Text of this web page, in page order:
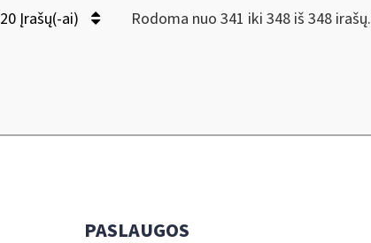
20 Įrašų(-ai) Rodoma nuo 341 iki 348 iš 348 irašų.
PASLAUGOS